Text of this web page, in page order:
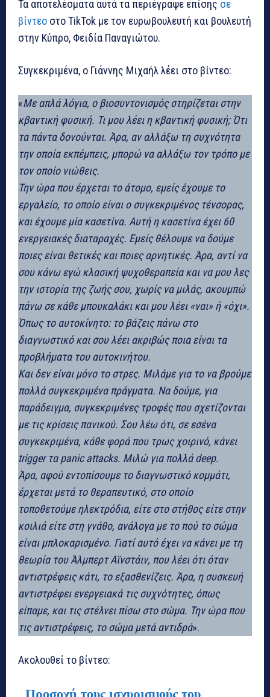
Τα αποτελέσματα αυτά τα περιέγραψε επίσης σε
βίντεο στο TikTok με τον ευρωβουλευτή και βουλευτή
στην Κύπρο, Φειδία Παναγιώτου.
Συγκεκριμένα, ο Γιάννης Μιχαήλ λέει στο βίντεο:
«Με απλά λόγια, ο βιοσυντονισμός στηρίζεται στην
κβαντική φυσική. Τι μου λέει η κβαντική φυσική; Ότι
τα πάντα δονούνται. Άρα, αν αλλάξω τη συχνότητα
την οποία εκπέμπεις, μπορώ να αλλάξω τον τρόπο με
τον οποίο νιώθεις.
Την ώρα που έρχεται το άτομο, εμείς έχουμε το
εργαλείο, το οποίο είναι ο συγκεκριμένος τένσορας,
και έχουμε μία κασετίνα. Αυτή η κασετίνα έχει 60
ενεργειακές διαταραχές. Εμείς θέλουμε να δούμε
ποιες είναι θετικές και ποιες αρνητικές. Άρα, αντί να
σου κάνω εγώ κλασική ψυχοθεραπεία και να μου λες
την ιστορία της ζωής σου, χωρίς να μιλάς, ακουμπώ
πάνω σε κάθε μπουκαλάκι και μου λέει «ναι» ή «όχι».
Όπως το αυτοκίνητο: το βάζεις πάνω στο
διαγνωστικό και σου λέει ακριβώς ποια είναι τα
προβλήματα του αυτοκινήτου.
Και δεν είναι μόνο το στρες. Μιλάμε για το να βρούμε
πολλά συγκεκριμένα πράγματα. Να δούμε, για
παράδειγμα, συγκεκριμένες τροφές που σχετίζονται
με τις κρίσεις πανικού. Σου λέω ότι, σε εσένα
συγκεκριμένα, κάθε φορά που τρως χοιρινό, κάνει
trigger τα panic attacks. Μιλώ για πολλά deep.
Άρα, αφού εντοπίσουμε το διαγνωστικό κομμάτι,
έρχεται μετά το θεραπευτικό, στο οποίο
τοποθετούμε ηλεκτρόδια, είτε στο στήθος είτε στην
κοιλιά είτε στη γνάθο, ανάλογα με το πού το σώμα
είναι μπλοκαρισμένο. Γιατί αυτό έχει να κάνει με τη
θεωρία του Άλμπερτ Αϊνστάιν, που λέει ότι όταν
αντιστρέφεις κάτι, το εξασθενίζεις. Άρα, η συσκευή
αντιστρέφει ενεργειακά τις συχνότητες, όπως
είπαμε, και τις στέλνει πίσω στο σώμα. Την ώρα που
τις αντιστρέφεις, το σώμα μετά αντιδρά».
Ακολουθεί το βίντεο:
Προσοχή τους ισχυρισμούς του